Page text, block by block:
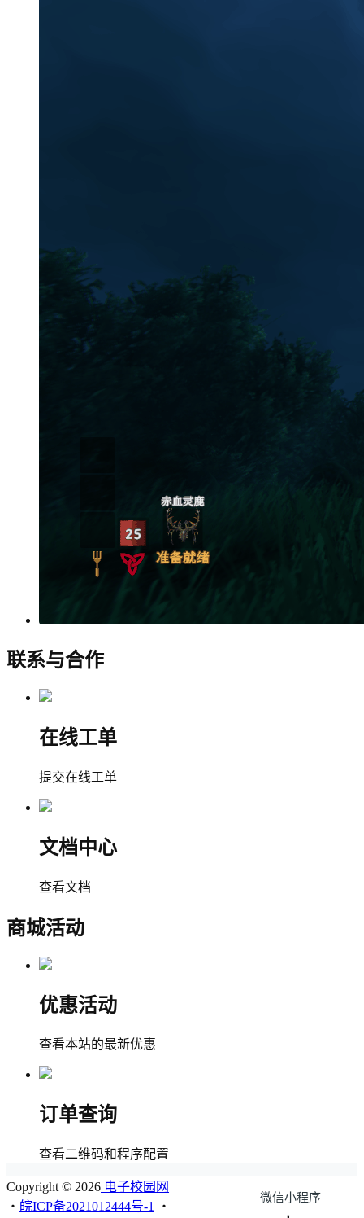
联系与合作
在线工单
提交在线工单
文档中心
查看文档
商城活动
优惠活动
查看本站的最新优惠
订单查询
查看二维码和程序配置
微信小程序
Copyright © 2026 电子校园网
・ 皖ICP备2021012444号-1 ・